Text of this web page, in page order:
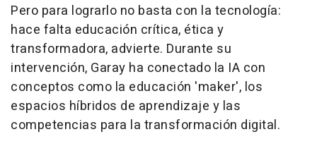
Pero para lograrlo no basta con la tecnología:
hace falta educación crítica, ética y
transformadora, advierte. Durante su
intervención, Garay ha conectado la IA con
conceptos como la educación 'maker', los
espacios híbridos de aprendizaje y las
competencias para la transformación digital.